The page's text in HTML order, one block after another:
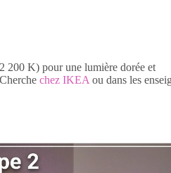
200 K) pour une lumière dorée et
chez IKEA ou dans les